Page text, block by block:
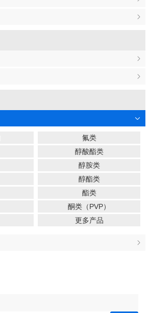
氟类
醇酸酯类
醇胺类
醇酯类
酯类
酮类（PVP）
更多产品